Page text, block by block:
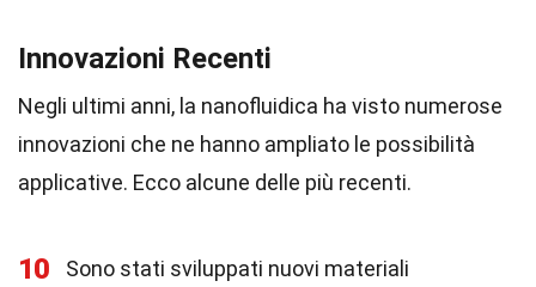
Innovazioni Recenti
Negli ultimi anni, la nanofluidica ha visto numerose
innovazioni che ne hanno ampliato le possibilità
applicative. Ecco alcune delle più recenti.
10
Sono stati sviluppati nuovi materiali